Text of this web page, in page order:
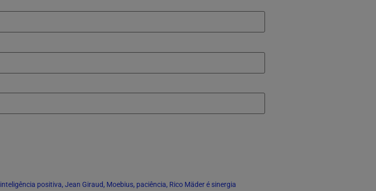
inteligência positiva, Jean Giraud, Moebius, paciência, Rico Mäder é sinergia